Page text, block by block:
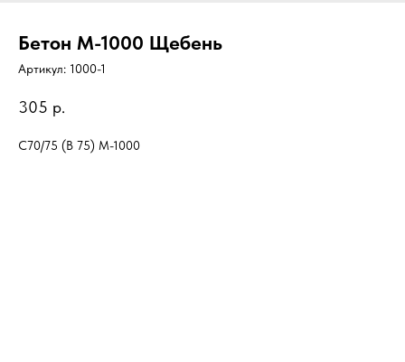
Бетон М-1000 Щебень
Артикул: 1000-1
305 р.
C70/75 (B 75) М-1000